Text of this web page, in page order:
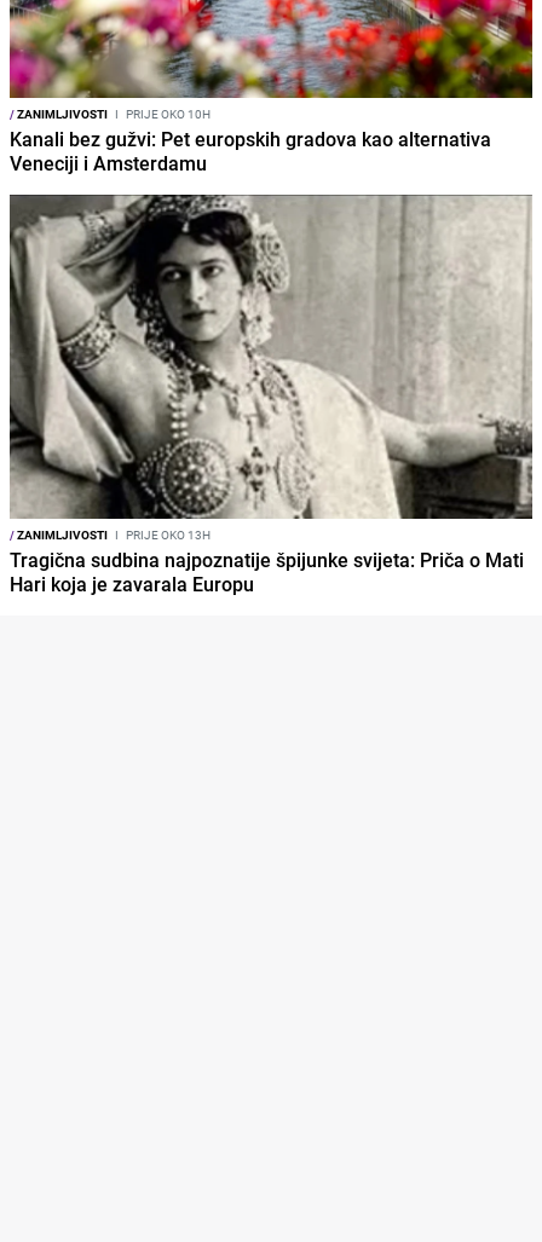
/ZANIMLJIVOSTI I PRIJE OKO 10H
Kanali bez gužvi: Pet europskih gradova kao alternativa
Veneciji i Amsterdamu
/ZANIMLJIVOSTI I PRIJE OKO 13H
Tragična sudbina najpoznatije špijunke svijeta: Priča o Mati
Hari koja je zavarala Europu